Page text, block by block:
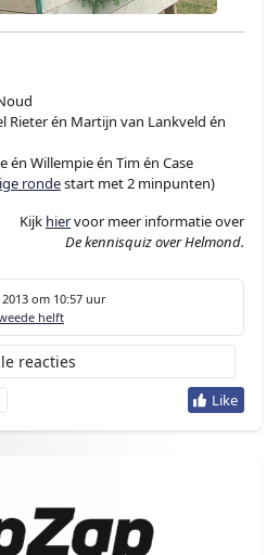
Rieter én Martijn van Lankveld én
én Willempie én Tim én Case
rondestart met 2 minpunten)
Kijk hiervoor meer informatie over
De kennisquiz over Helmond.
om 10:57 uur
helft
reacties